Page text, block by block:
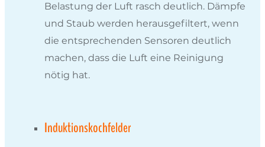
Belastung der Luft rasch deutlich. Dämpfe
und Staub werden herausgefiltert, wenn
die entsprechenden Sensoren deutlich
machen, dass die Luft eine Reinigung
nötig hat.
Induktionskochfelder